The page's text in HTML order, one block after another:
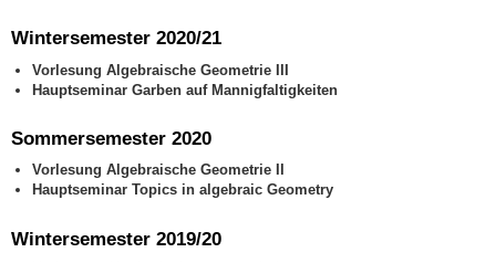
Wintersemester 2020/21
Vorlesung Algebraische Geometrie III
Hauptseminar Garben auf Mannigfaltigkeiten
Sommersemester 2020
Vorlesung Algebraische Geometrie II
Hauptseminar Topics in algebraic Geometry
Wintersemester 2019/20